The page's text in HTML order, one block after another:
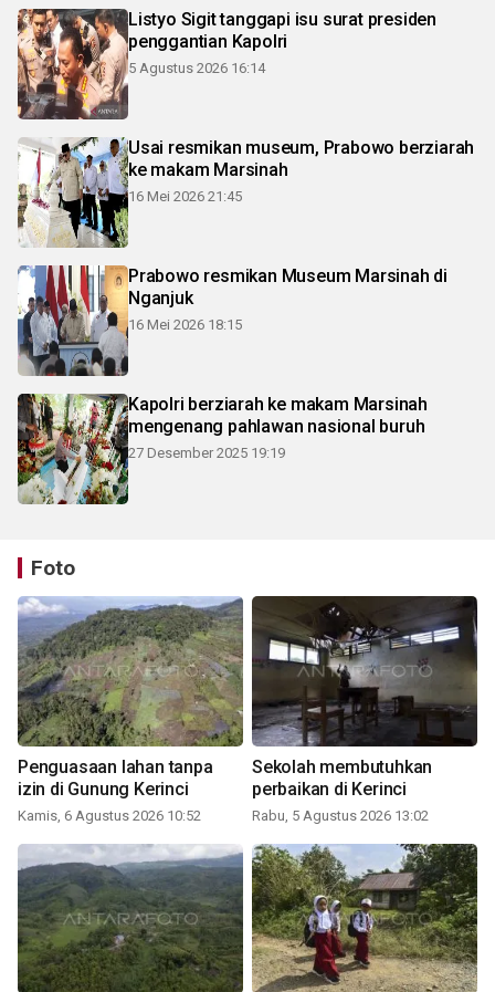
Listyo Sigit tanggapi isu surat presiden
penggantian Kapolri
5 Agustus 2026 16:14
Usai resmikan museum, Prabowo berziarah
ke makam Marsinah
16 Mei 2026 21:45
Prabowo resmikan Museum Marsinah di
Nganjuk
16 Mei 2026 18:15
Kapolri berziarah ke makam Marsinah
mengenang pahlawan nasional buruh
27 Desember 2025 19:19
Foto
Penguasaan lahan tanpa
izin di Gunung Kerinci
Kamis, 6 Agustus 2026 10:52
Sekolah membutuhkan
perbaikan di Kerinci
Rabu, 5 Agustus 2026 13:02